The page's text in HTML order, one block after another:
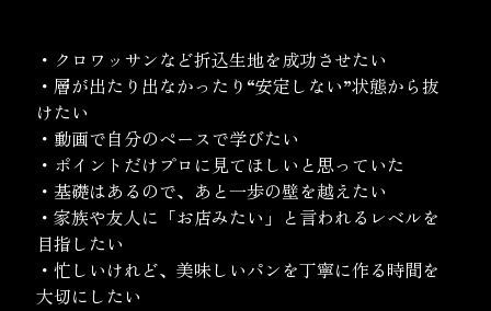
・クロワッサンなど折込生地を成功させたい
・層が出たり出なかったり“安定しない”状態から抜
けたい
・動画で自分のペースで学びたい
・ポイントだけプロに見てほしいと思っていた
・基礎はあるので、あと一歩の壁を越えたい
・家族や友人に「お店みたい」と言われるレベルを
目指したい
・忙しいけれど、美味しいパンを丁寧に作る時間を
大切にしたい